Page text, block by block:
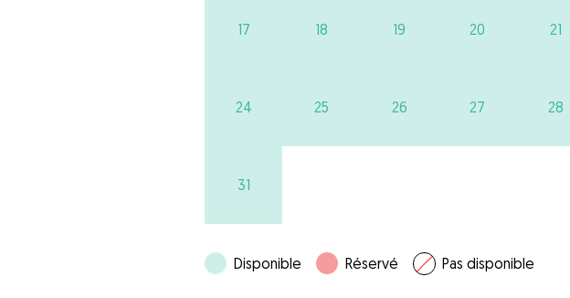
17 18 19 20 21
24 25 26 27 28
31
Disponible Réservé Pas disponible